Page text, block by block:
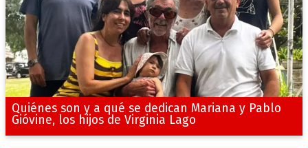
Quiénes son y a qué se dedican Mariana y Pablo
Gióvine, los hijos de Virginia Lago